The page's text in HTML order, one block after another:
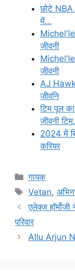
छोटे NBA
में…
जीवनी
जीवनी
AJ
जीवनि
टिम पूल
जीवनी
2024 में
करियर
Categories
गायक
Tags
Vetan,
एलेक्ज
परिवार
Allu Arjun